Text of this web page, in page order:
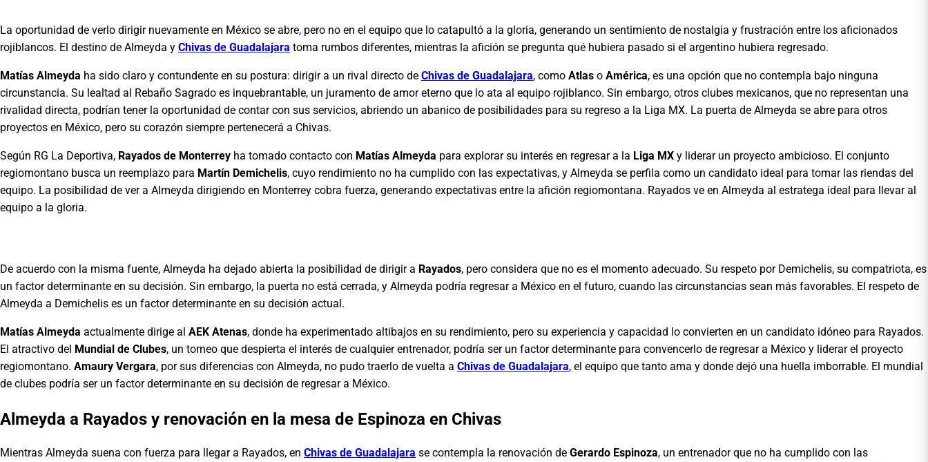
La oportunidad de verlo dirigir nuevamente en México se abre, pero no en el equipo que lo catapultó a la gloria, generando un sentimiento de nostalgia y frustración entre los aficionados
rojiblancos. El destino de Almeyda y Chivas de Guadalajara toma rumbos diferentes, mientras la afición se pregunta qué hubiera pasado si el argentino hubiera regresado.
Matías Almeyda ha sido claro y contundente en su postura: dirigir a un rival directo de Chivas de Guadalajara, como Atlas o América, es una opción que no contempla bajo ninguna
circunstancia. Su lealtad al Rebaño Sagrado es inquebrantable, un juramento de amor eterno que lo ata al equipo rojiblanco. Sin embargo, otros clubes mexicanos, que no representan una
rivalidad directa, podrían tener la oportunidad de contar con sus servicios, abriendo un abanico de posibilidades para su regreso a la Liga MX. La puerta de Almeyda se abre para otros
proyectos en México, pero su corazón siempre pertenecerá a Chivas.
Según RG La Deportiva, Rayados de Monterrey ha tomado contacto con Matías Almeyda para explorar su interés en regresar a la Liga MX y liderar un proyecto ambicioso. El conjunto
regiomontano busca un reemplazo para Martín Demichelis, cuyo rendimiento no ha cumplido con las expectativas, y Almeyda se perfila como un candidato ideal para tomar las riendas del
equipo. La posibilidad de ver a Almeyda dirigiendo en Monterrey cobra fuerza, generando expectativas entre la afición regiomontana. Rayados ve en Almeyda al estratega ideal para llevar al
equipo a la gloria.
De acuerdo con la misma fuente, Almeyda ha dejado abierta la posibilidad de dirigir a Rayados, pero considera que no es el momento adecuado. Su respeto por Demichelis, su compatriota, es
un factor determinante en su decisión. Sin embargo, la puerta no está cerrada, y Almeyda podría regresar a México en el futuro, cuando las circunstancias sean más favorables. El respeto de
Almeyda a Demichelis es un factor determinante en su decisión actual.
Matías Almeyda actualmente dirige al AEK Atenas, donde ha experimentado altibajos en su rendimiento, pero su experiencia y capacidad lo convierten en un candidato idóneo para Rayados.
El atractivo del Mundial de Clubes, un torneo que despierta el interés de cualquier entrenador, podría ser un factor determinante para convencerlo de regresar a México y liderar el proyecto
regiomontano. Amaury Vergara, por sus diferencias con Almeyda, no pudo traerlo de vuelta a Chivas de Guadalajara, el equipo que tanto ama y donde dejó una huella imborrable. El mundial
de clubes podría ser un factor determinante en su decisión de regresar a México.
Almeyda a Rayados y renovación en la mesa de Espinoza en Chivas
Mientras Almeyda suena con fuerza para llegar a Rayados, en Chivas de Guadalajara se contempla la renovación de Gerardo Espinoza, un entrenador que no ha cumplido con las